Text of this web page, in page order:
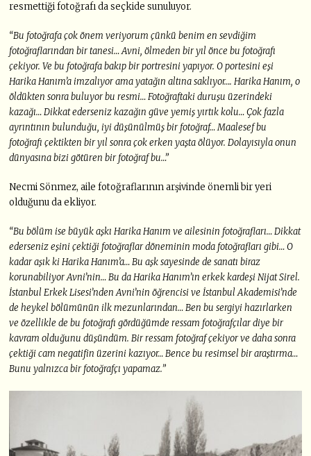
resmettiği fotoğrafı da seçkide sunuluyor.
“Bu fotoğrafa çok önem veriyorum çünkü benim en sevdiğim
fotoğraflarından bir tanesi… Avni, ölmeden bir yıl önce bu fotoğrafı
çekiyor. Ve bu fotoğrafa bakıp bir portresini yapıyor. O portesini eşi
Harika Hanım’a imzalıyor ama yatağın altına saklıyor…. Harika Hanım, o
öldükten sonra buluyor bu resmi… Fotoğraftaki duruşu üzerindeki
kazağı… Dikkat ederseniz kazağın güve yemiş yırtık kolu… Çok fazla
ayrıntının bulunduğu, iyi düşünülmüş bir fotoğraf… Maalesef bu
fotoğrafı çektikten bir yıl sonra çok erken yaşta ölüyor. Dolayısıyla onun
dünyasına bizi götüren bir fotoğraf bu…”
Necmi Sönmez, aile fotoğraflarının arşivinde önemli bir yeri
olduğunu da ekliyor.
“Bu bölüm ise büyük aşkı Harika Hanım ve ailesinin fotoğrafları… Dikkat
ederseniz eşini çektiği fotoğraflar döneminin moda fotoğrafları gibi… O
kadar aşık ki Harika Hanım’a… Bu aşk sayesinde de sanatı biraz
korunabiliyor Avni’nin… Bu da Harika Hanım’ın erkek kardeşi Nijat Sirel.
İstanbul Erkek Lisesi’nden Avni’nin öğrencisi ve İstanbul Akademisi’nde
de heykel bölümünün ilk mezunlarından… Ben bu sergiyi hazırlarken
ve özellikle de bu fotoğrafı gördüğümde ressam fotoğrafçılar diye bir
kavram olduğunu düşündüm. Bir ressam fotoğraf çekiyor ve daha sonra
çektiği cam negatifin üzerini kazıyor… Bence bu resimsel bir araştırma…
Bunu yalnızca bir fotoğrafçı yapamaz.”